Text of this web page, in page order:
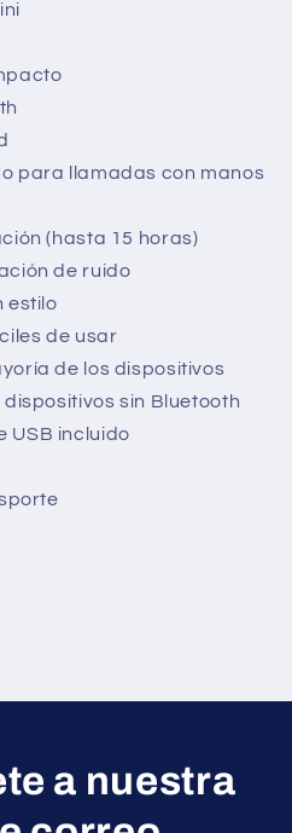
para llamadas con manos
(hasta 15 horas)
de ruido
estilo
de usar
de los dispositivos
sin Bluetooth
USB incluido
a nuestra